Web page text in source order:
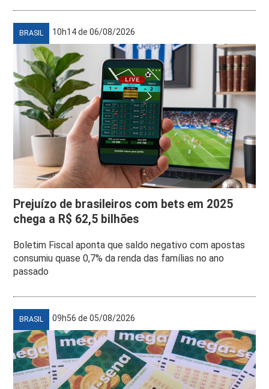
BRASIL 10h14 de 06/08/2026
Prejuízo de brasileiros com bets em 2025
chega a R$ 62,5 bilhões
Boletim Fiscal aponta que saldo negativo com apostas
consumiu quase 0,7% da renda das famílias no ano
passado
BRASIL 09h56 de 05/08/2026